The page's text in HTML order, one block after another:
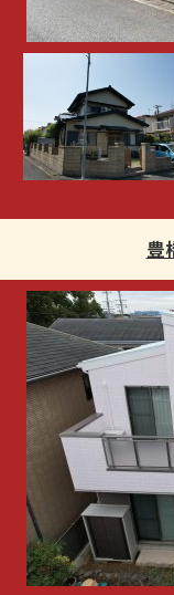
豊